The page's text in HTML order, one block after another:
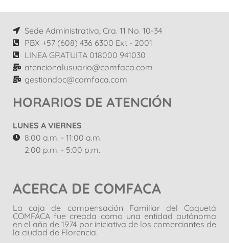
Sede Administrativa, Cra. 11 No. 10-34
PBX +57 (608) 436 6300 Ext - 2001
LINEA GRATUITA 018000 941030
atencionalusuario@comfaca.com
gestiondoc@comfaca.com
HORARIOS DE ATENCIÓN
LUNES A VIERNES
8:00 a.m. - 11:00 a.m.
2:00 p.m. - 5:00 p.m.
ACERCA DE COMFACA
La caja de compensación Familiar del Caquetá
COMFACA fue creada como una entidad autónoma
en el año de 1974 por iniciativa de los comerciantes de
la ciudad de Florencia.